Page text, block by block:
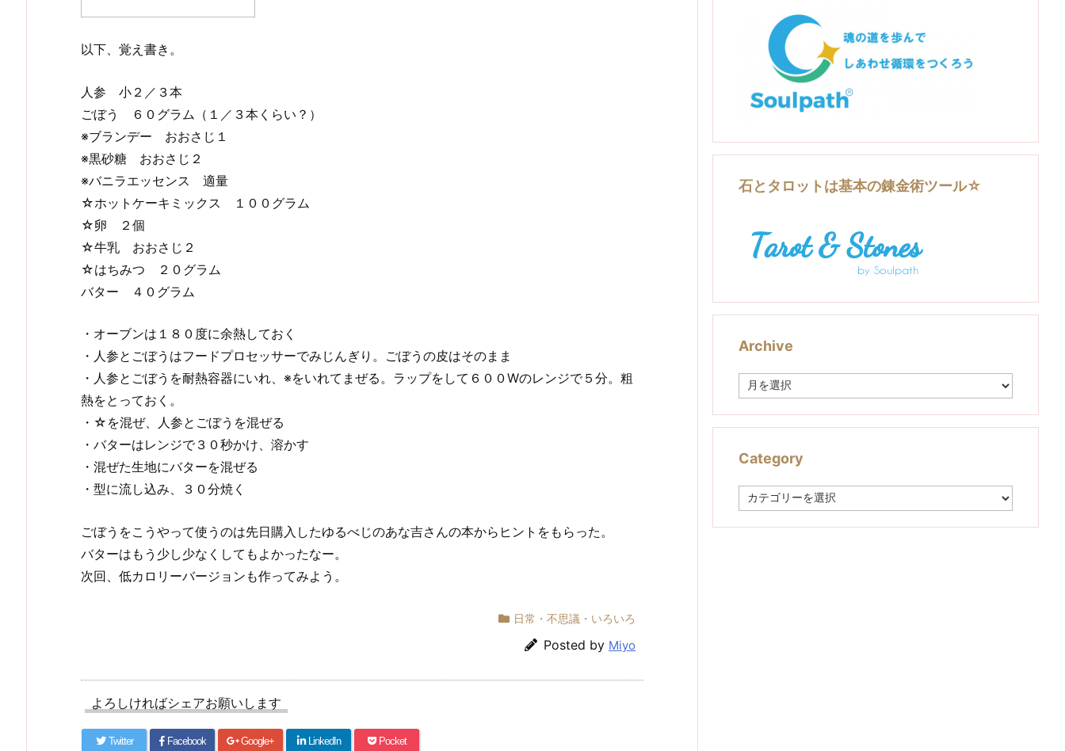
以下、覚え書き。
人参 小２／３本
ごぼう ６０グラム（１／３本くらい？）
※ブランデー おおさじ１
※黒砂糖 おおさじ２
※バニラエッセンス 適量
☆ホットケーキミックス １００グラム
☆卵 ２個
☆牛乳 おおさじ２
☆はちみつ ２０グラム
バター ４０グラム
・オーブンは１８０度に余熱しておく
・人参とごぼうはフードプロセッサーでみじんぎり。ごぼうの皮はそのまま
・人参とごぼうを耐熱容器にいれ、※をいれてまぜる。ラップをして６００Wのレンジで５分。粗
熱をとっておく。
・☆を混ぜ、人参とごぼうを混ぜる
・バターはレンジで３０秒かけ、溶かす
・混ぜた生地にバターを混ぜる
・型に流し込み、３０分焼く
ごぼうをこうやって使うのは先日購入したゆるべじのあな吉さんの本からヒントをもらった。
バターはもう少し少なくしてもよかったなー。
次回、低カロリーバージョンも作ってみよう。
日常・不思議・いろいろ
Posted by Miyo
よろしければシェアお願いします
Twitter Facebook Google+ LinkedIn Pocket
石とタロットは基本の錬金術ツール☆
Archive
h
e
Category
e